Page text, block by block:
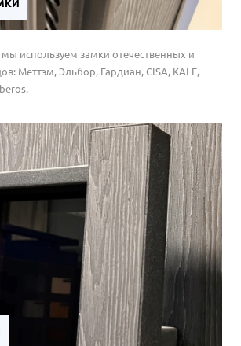
используем замки отечественных и
Меттэм, Эльбор, Гардиан, CISA, KALE,